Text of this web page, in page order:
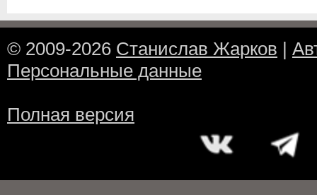
© 2009-2026 Станислав Жарков |
Персональные данные
Полная версия